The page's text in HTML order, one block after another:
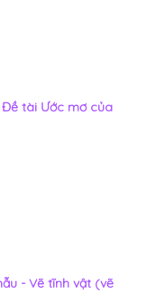
Đề tài Ước mơ của
- Vẽ tĩnh vật (vẽ